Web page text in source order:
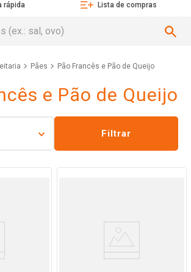
rápida Lista de compras
Pães Pão Francês e Pão de Queijo
e Pão de Queijo
Filtrar